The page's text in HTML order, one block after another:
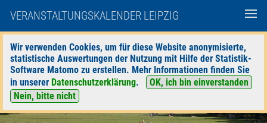
VERANSTALTUNGSKALENDER LEIPZIG
Wir verwenden Cookies, um für diese Website anonymisierte,
statistische Auswertungen der Nutzung mit Hilfe der Statistik-
Software Matomo zu erstellen. Mehr Informationen finden Sie
in unserer Datenschutzerklärung.
OK, ich bin einverstanden
Nein, bitte nicht